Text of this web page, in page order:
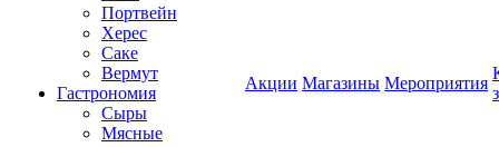
Портвейн
Херес
Саке
Вермут
Гастрономия
Сыры
Мясные
Акции Магазины Мероприятия